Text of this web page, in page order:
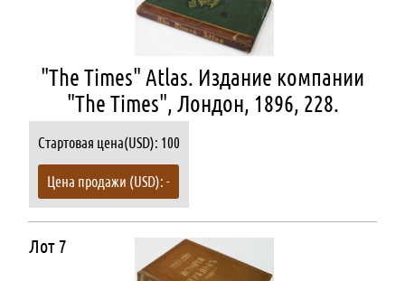
"The Times" Atlas. Издание компании
"The Times", Лондон, 1896, 228.
Стартовая цена(USD): 100
Цена продажи (USD): -
Лот 7